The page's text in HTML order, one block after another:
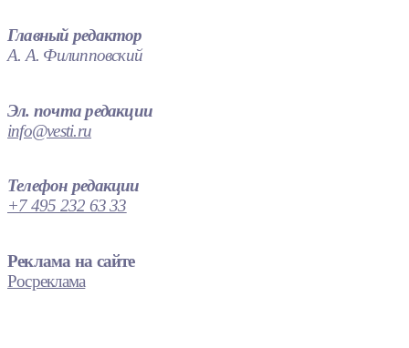
Главный редактор
А. А. Филипповский
Эл. почта редакции
info@vesti.ru
Телефон редакции
+7 495 232 63 33
Реклама на сайте
Росреклама